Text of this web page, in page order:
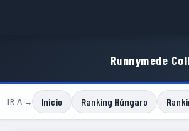
Runnymede
IR A → Inicio Ranking Húngaro